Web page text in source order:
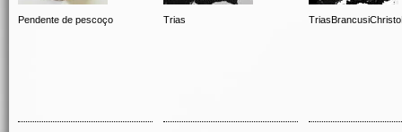
Pendente de pescoço Trias